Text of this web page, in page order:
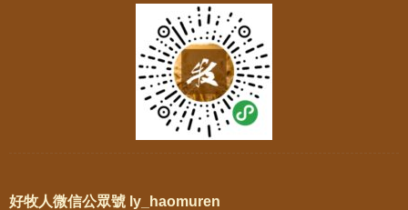
好牧人微信公眾號 ly_haomuren